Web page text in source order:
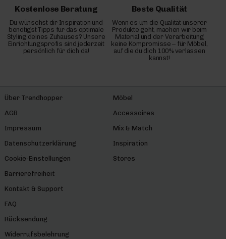
Kostenlose Beratung
Du wünschst dir Inspiration und
benötigst Tipps für das optimale
Styling deines Zuhauses? Unsere
Einrichtungsprofis sind jederzeit
persönlich für dich da!
Beste Qualität
Wenn es um die Qualität unserer
Produkte geht, machen wir beim
Material und der Verarbeitung
keine Kompromisse – für Möbel,
auf die du dich 100% verlassen
kannst!
Über Trendhopper
AGB
Impressum
Datenschutzerklärung
Cookie-Einstellungen
Barrierefreiheit
Kontakt & Support
FAQ
Rücksendung
Widerrufsbelehrung
Möbel
Accessoires
Mix & Match
Inspiration
Stores